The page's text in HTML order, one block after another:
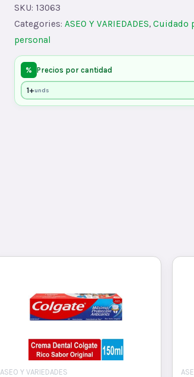
SKU: 13063
Categories: ASEO Y VARIEDADES, Cuidado
personal
% Precios por cantidad
1+unds
ASEO Y VARIEDADES